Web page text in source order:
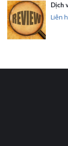
Dịch
Liên